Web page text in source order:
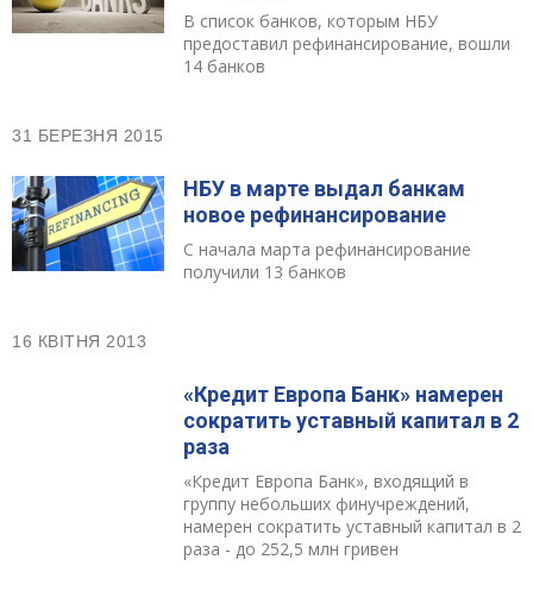
В список банков, которым НБУ
предоставил рефинансирование, вошли
14 банков
31 БЕРЕЗНЯ 2015
НБУ в марте выдал банкам
новое рефинансирование
С начала марта рефинансирование
получили 13 банков
16 КВІТНЯ 2013
«Кредит Европа Банк» намерен
сократить уставный капитал в 2
раза
«Кредит Европа Банк», входящий в
группу небольших финучреждений,
намерен сократить уставный капитал в 2
раза - до 252,5 млн гривен